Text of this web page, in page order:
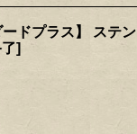
ードプラス】 ステン
]